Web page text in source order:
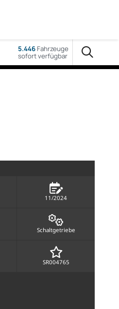
5.446Fahrzeuge
sofort verfügbar
11/2024
Schaltgetriebe
SR004765